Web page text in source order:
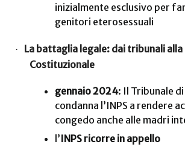
inizialmente esclusivo per
genitori eterosessuali
·
La battaglia legale: dai tribunali
Costituzionale
gennaio 2024: Il Tribunale
condanna l’INPS a rendere
congedo anche alle madri
l’INPS ricorre in appello